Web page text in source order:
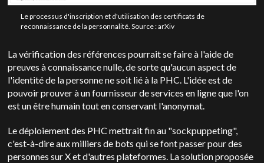
Le processus d'inscription et d'utilisation des certificats de
reconnaissance de la personnalité. Source : arXiv
La vérification des références pourrait se faire à l'aide de
preuves à connaissance nulle, de sorte qu'aucun aspect de
l'identité de la personne ne soit lié à la PHC. L'idée est de
pouvoir prouver à un fournisseur de services en ligne que l'on
est un être humain tout en conservant l'anonymat.
Le déploiement des PHC mettrait fin au "sockpuppeting",
c'est-à-dire aux milliers de bots qui se font passer pour des
personnes sur X et d'autres plateformes. La solution proposée